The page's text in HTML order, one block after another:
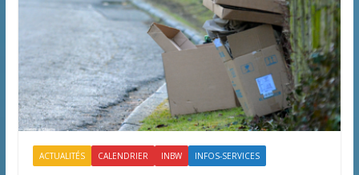
ACTUALITÉS CALENDRIER INBW INFOS-SERVICES